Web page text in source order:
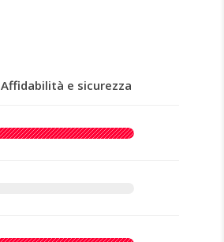
Affidabilità e sicurezza